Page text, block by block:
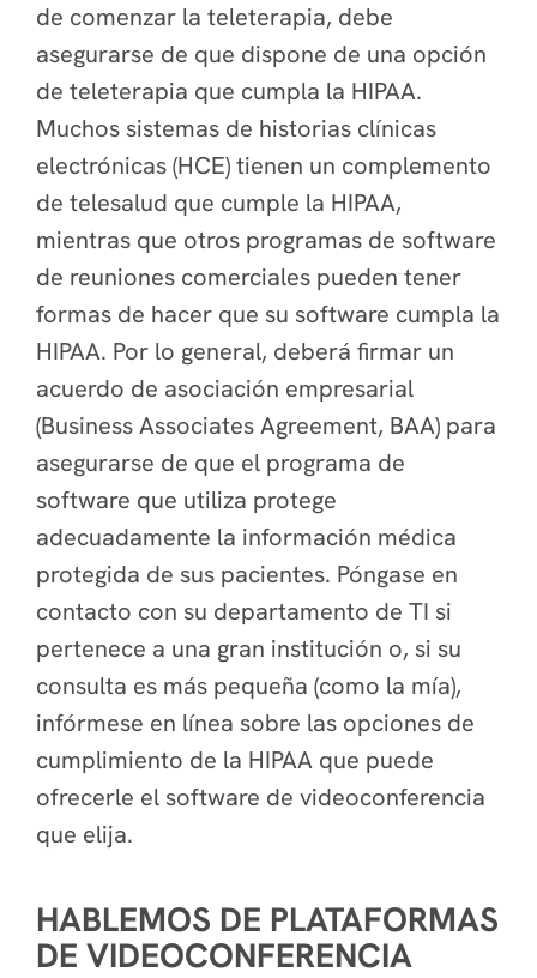
de comenzar la teleterapia, debe
asegurarse de que dispone de una opción
de teleterapia que cumpla la HIPAA.
Muchos sistemas de historias clínicas
electrónicas (HCE) tienen un complemento
de telesalud que cumple la HIPAA,
mientras que otros programas de software
de reuniones comerciales pueden tener
formas de hacer que su software cumpla la
HIPAA. Por lo general, deberá firmar un
acuerdo de asociación empresarial
(Business Associates Agreement, BAA) para
asegurarse de que el programa de
software que utiliza protege
adecuadamente la información médica
protegida de sus pacientes. Póngase en
contacto con su departamento de TI si
pertenece a una gran institución o, si su
consulta es más pequeña (como la mía),
infórmese en línea sobre las opciones de
cumplimiento de la HIPAA que puede
ofrecerle el software de videoconferencia
que elija.
HABLEMOS DE PLATAFORMAS
DE VIDEOCONFERENCIA